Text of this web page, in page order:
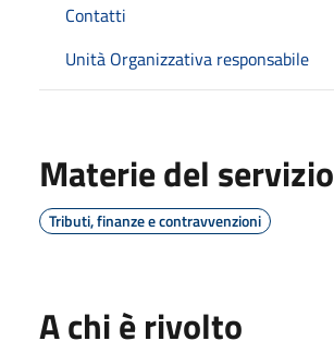
Contatti
Unità Organizzativa responsabile
Materie del servizio
Tributi, finanze e contravvenzioni
A chi è rivolto